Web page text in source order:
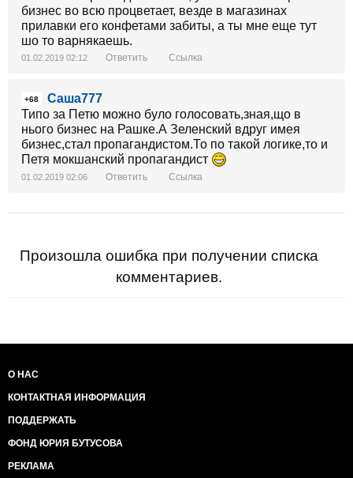
бизнес во всю процветает, везде в магазинах
прилавки его конфетами забиты, а ты мне еще тут
шо то варнякаешь.
01.02.2019 02:12 Ответить Ссылка
+68
Саша777
Типо за Петю можно було голосовать,зная,що в
нього бизнес на Рашке.А Зеленский вдруг имея
бизнес,стал пропагандистом.То по такой логике,то и
Петя мокшанский пропагандист
01.02.2019 02:06 Ответить Ссылка
Произошла ошибка при получении списка
комментариев.
О НАС
КОНТАКТНАЯ ИНФОРМАЦИЯ
ПОДДЕРЖАТЬ
ФОНД ЮРИЯ БУТУСОВА
РЕКЛАМА